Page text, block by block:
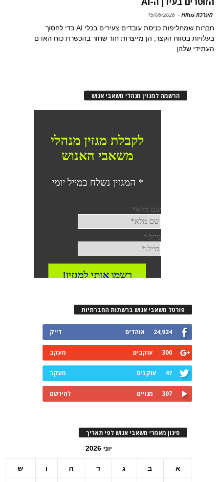
מערכת HRus -
15/06/2026
חברות שמחליפות כניסת עובדים צעירים בכלי AI כדי לחסוך
בעלויות בטווח הקצר, הן מייצרות חור שחור בהכשרת כוח האדם
העתידי שלהן
הרשמה למגזין מנהלי משאבי אנוש
פורטל משאבי אנוש ברשתות החברתיות
24,924 אוהדים לייק
300 עוקבים מעקב
47 עוקבים מעקב
307 מנויים להירשם
סינון מאמרי משאבי אנוש לפי תאריך
יוני 2026
א ב ג ד ה ו ש